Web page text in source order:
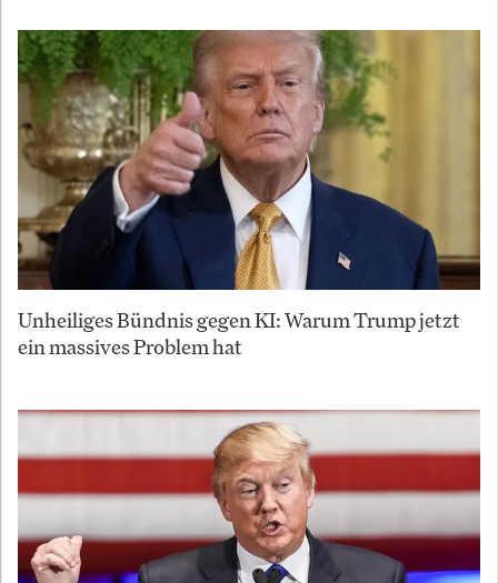
Unheiliges Bündnis gegen KI: Warum Trump jetzt
ein massives Problem hat